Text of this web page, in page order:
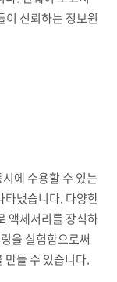
신뢰하는 정보원
에 수용할 수 있는
타냈습니다. 다양한
액세서리를 장식하
을 실험함으로써
만들 수 있습니다.